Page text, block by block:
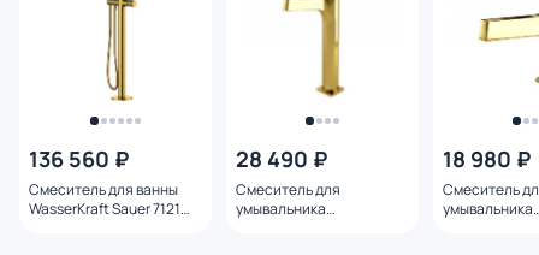
136 560 ₽
Смеситель для ванны
WasserKraft Sauer 7121
28 490 ₽
Смеситель для
умывальника
18 980 ₽
Смеситель
умывальника